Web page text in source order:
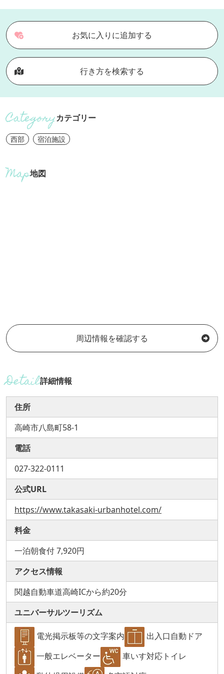
お気に入りに追加する
行き方を検索する
カテゴリー
西部 宿泊施設
地図
周辺情報を確認する
詳細情報
住所
高崎市八島町58-1
電話
027-322-0111
公式URL
https://www.takasaki-urbanhotel.com/
料金
一泊朝食付 7,920円
アクセス情報
関越自動車道高崎ICから約20分
ユニバーサルツーリズム
電光掲示板等の文字案内
出入口自動ドア
一般エレベーター
車いす対応トイレ